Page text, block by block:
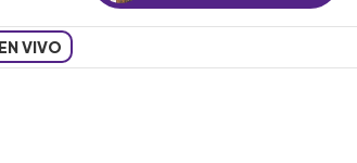
EN VIVO